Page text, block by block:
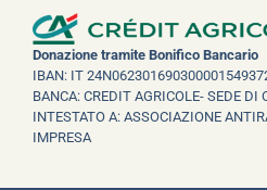
Donazione tramite Bonifico Bancario
IBAN: IT
BANCA: CREDIT AGRICOLE- SEDE DI
INTESTATO A: ASSOCIAZIONE
IMPRESA